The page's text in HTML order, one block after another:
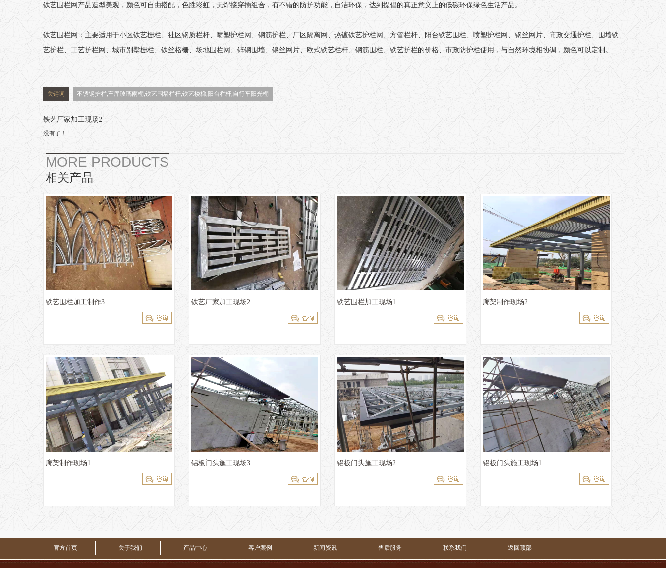
铁艺围栏网产品造型美观，颜色可自由搭配，色胜彩虹，无焊接穿插组合，有不错的防护功能，自洁环保，达到提倡的真正意义上的低碳环保绿色生活产品。
铁艺围栏网：主要适用于小区铁艺栅栏、社区钢质栏杆、喷塑护栏网、钢筋护栏、厂区隔离网、热镀铁艺护栏网、方管栏杆、阳台铁艺围栏、喷塑护栏网、钢丝网片、市政交通护栏、围墙铁
艺护栏、工艺护栏网、城市别墅栅栏、铁丝格栅、场地围栏网、锌钢围墙、钢丝网片、欧式铁艺栏杆、钢筋围栏、铁艺护栏的价格、市政防护栏使用，与自然环境相协调，颜色可以定制。
关键词 不锈钢护栏,车库玻璃雨棚,铁艺围墙栏杆,铁艺楼梯,阳台栏杆,自行车阳光棚
铁艺厂家加工现场2
没有了！
MORE PRODUCTS
相关产品
铁艺围栏加工制作3 铁艺厂家加工现场2 铁艺围栏加工现场1 廊架制作现场2
廊架制作现场1 铝板门头施工现场3 铝板门头施工现场2 铝板门头施工现场1
官方首页 关于我们 产品中心 客户案例 新闻资讯 售后服务 联系我们 返回顶部